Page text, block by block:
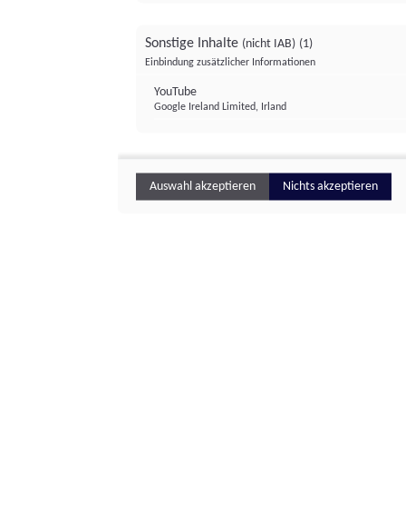
Sonstige Inhalte (nicht IAB) (1)
Einbindung zusätzlicher Informationen
YouTube
Google Ireland Limited, Irland
Auswahl akzeptieren Nichts akzeptieren